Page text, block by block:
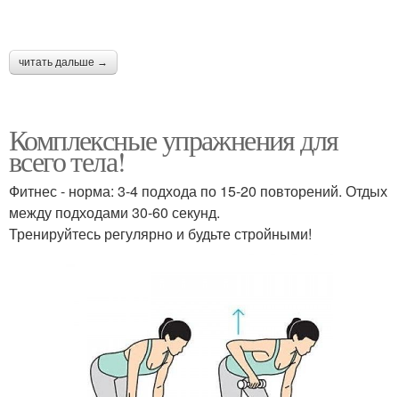
читать дальше →
Комплексные упражнения для
всего тела!
Фитнес - норма: 3-4 подхода по 15-20 повторений. Отдых
между подходами 30-60 секунд.
Тренируйтесь регулярно и будьте стройными!